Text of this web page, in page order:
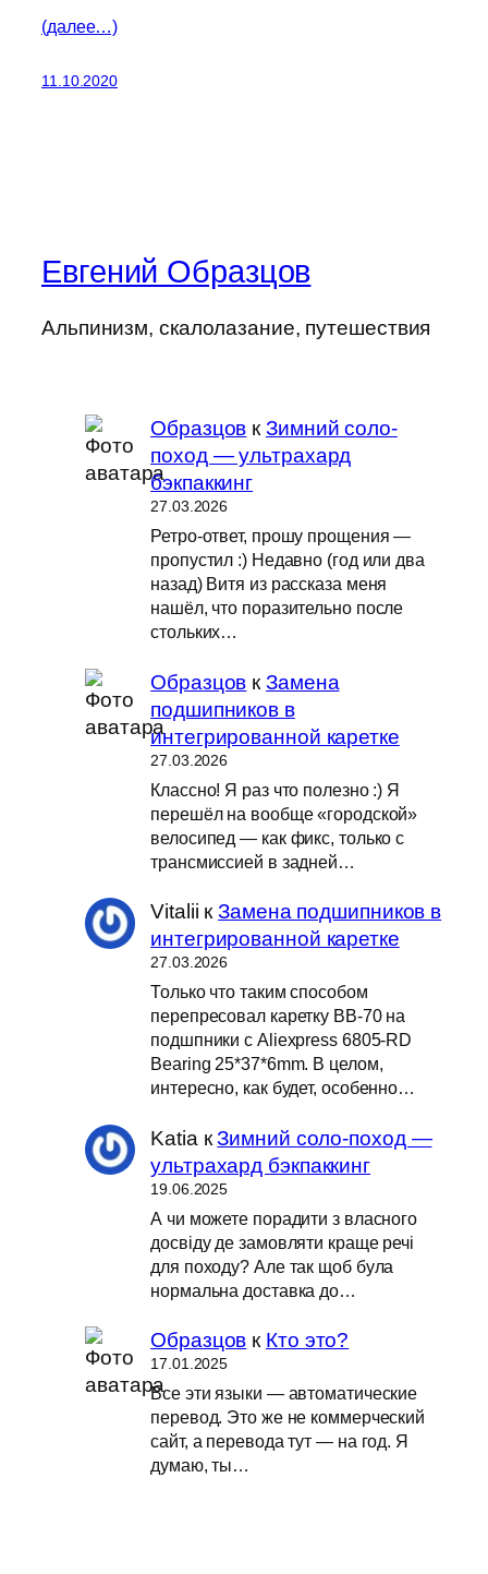
(далее…)
11.10.2020
Евгений Образцов
Альпинизм, скалолазание, путешествия
Образцов кЗимний соло-
поход — ультрахард
бэкпаккинг
27.03.2026
Ретро-ответ, прошу прощения —
пропустил :) Недавно (год или два
назад) Витя из рассказа меня
нашёл, что поразительно после
стольких…
Образцов кЗамена
подшипников в
интегрированной каретке
27.03.2026
Классно! Я раз что полезно :) Я
перешёл на вообще «городской»
велосипед — как фикс, только с
трансмиссией в задней…
Vitalii кЗамена подшипников в
интегрированной каретке
27.03.2026
Только что таким способом
перепресовал каретку BB-70 на
подшпники с Aliexpress 6805-RD
Bearing 25*37*6mm. В целом,
интересно, как будет, особенно…
Katia кЗимний соло-поход —
ультрахард бэкпаккинг
19.06.2025
А чи можете порадити з власного
досвіду де замовляти краще речі
для походу? Але так щоб була
нормальна доставка до…
Образцов к Кто это?
17.01.2025
Все эти языки — автоматические
перевод. Это же не коммерческий
сайт, а перевода тут — на год. Я
думаю, ты…